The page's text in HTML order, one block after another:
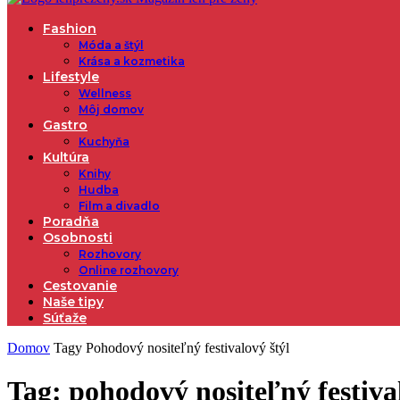
Fashion
Móda a štýl
Krása a kozmetika
Lifestyle
Wellness
Môj domov
Gastro
Kuchyňa
Kultúra
Knihy
Hudba
Film a divadlo
Poradňa
Osobnosti
Rozhovory
Online rozhovory
Cestovanie
Naše tipy
Súťaže
Domov Tagy Pohodový nositeľný festivalový štýl
Tag: pohodový nositeľný